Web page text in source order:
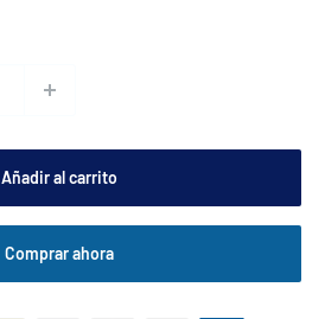
Añadir al carrito
Comprar ahora